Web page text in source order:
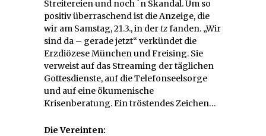
Streitereien und noch ´n Skandal. Um so
positiv überraschend ist die Anzeige, die
wir am Samstag, 21.3., in dertzfanden. „Wir
sind da – gerade jetzt“ verkündet die
Erzdiözese München und Freising. Sie
verweist auf das Streaming der täglichen
Gottesdienste, auf die Telefonseelsorge
und auf eine ökumenische
Krisenberatung. Ein tröstendes Zeichen…
Die Vereinten: